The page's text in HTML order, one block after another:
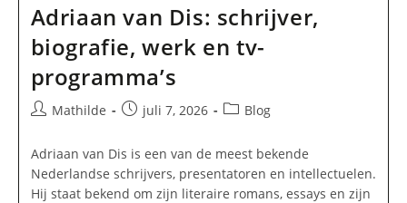
Adriaan van Dis: schrijver,
biografie, werk en tv-
programma’s
BerichtMathilde
Bericht
op:
juli 7, 2026 Berichtcategorie:
Blog
Adriaan van Dis is een van de meest bekende
Nederlandse schrijvers, presentatoren en intellectuelen.
Hij staat bekend om zijn literaire romans, essays en zijn